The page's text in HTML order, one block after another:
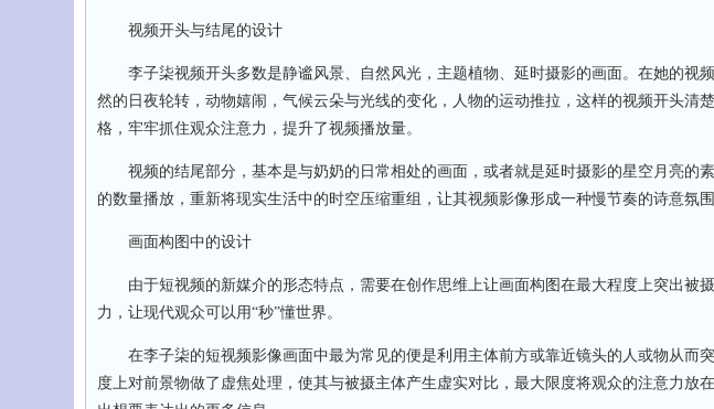
视频开头与结尾的设计
李子柒视频开头多数是静谧风景、自然风光，主题植物、延时摄影的画面。在她的视
然的日夜轮转，动物嬉闹，气候云朵与光线的变化，人物的运动推拉，这样的视频开头清
格，牢牢抓住观众注意力，提升了视频播放量。
视频的结尾部分，基本是与奶奶的日常相处的画面，或者就是延时摄影的星空月亮的
的数量播放，重新将现实生活中的时空压缩重组，让其视频影像形成一种慢节奏的诗意氛围
画面构图中的设计
由于短视频的新媒介的形态特点，需要在创作思维上让画面构图在最大程度上突出被
力，让现代观众可以用“秒”懂世界。
在李子柒的短视频影像画面中最为常见的便是利用主体前方或靠近镜头的人或物从而
度上对前景物做了虚焦处理，使其与被摄主体产生虚实对比，最大限度将观众的注意力放